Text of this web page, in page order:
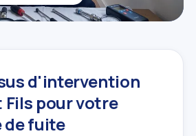
d'intervention
Fils pour votre
de fuite